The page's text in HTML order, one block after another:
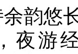
韵悠
夜游